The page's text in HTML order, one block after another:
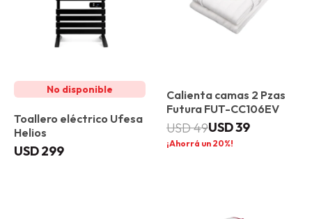
Toallero eléctrico Ufesa
Helios
USD299
Calienta camas 2 Pzas
Futura FUT-CC106EV
USD39
USD49
20